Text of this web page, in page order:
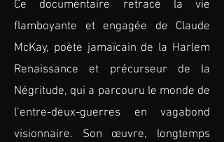
Ce documentaire retrace la vie
flamboyante et engagée de Claude
McKay, poète jamaïcain de la Harlem
Renaissance et précurseur de la
Négritude, qui a parcouru le monde de
l’entre-deux-guerres en vagabond
visionnaire. Son œuvre, longtemps